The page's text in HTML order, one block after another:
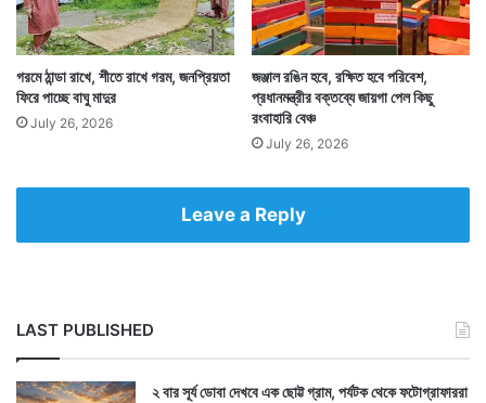
গরমে ঠান্ডা রাখে, শীতে রাখে গরম, জনপ্রিয়তা
ফিরে পাচ্ছে বাঘু মাদুর
July 26, 2026
জঞ্জাল রঙিন হবে, রক্ষিত হবে পরিবেশ,
প্রধানমন্ত্রীর বক্তব্যে জায়গা পেল কিছু
রংবাহারি বেঞ্চ
July 26, 2026
Leave a Reply
LAST PUBLISHED
২ বার সূর্য ডোবা দেখবে এক ছোট্ট গ্রাম, পর্যটক থেকে ফটোগ্রাফাররা